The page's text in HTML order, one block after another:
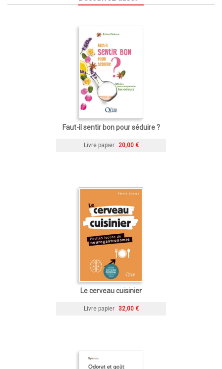
Faut-il sentir bon pour séduire ?
Livre papier 20,00 €
Le cerveau cuisinier
Livre papier 32,00 €